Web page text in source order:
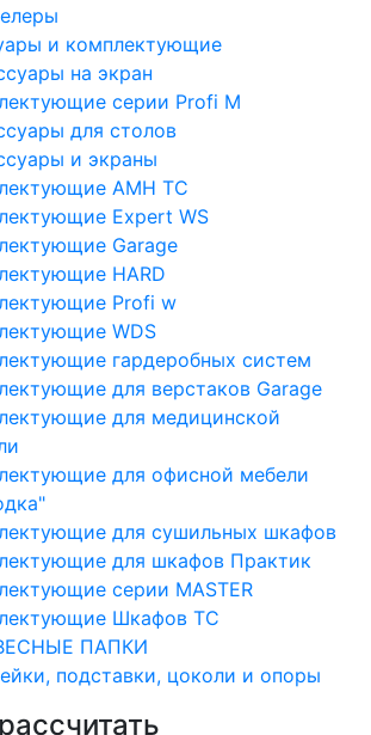
и комплектующие
на экран
серии Profi M
для столов
и экраны
AMH TC
Expert WS
Garage
HARD
Profi w
WDS
гардеробных систем
для верстаков Garage
для медицинской
для офисной мебели
для сушильных шкафов
для шкафов Практик
серии MASTER
Шкафов ТС
ПАПКИ
подставки, цоколи и опоры